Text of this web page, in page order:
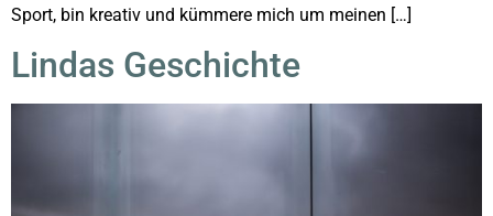
Sport, bin kreativ und kümmere mich um meinen […]
Lindas Geschichte